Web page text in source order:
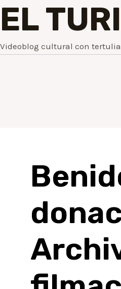
EL
Videoblog cultural con